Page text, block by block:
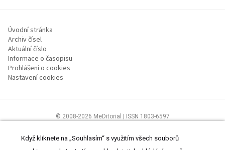
Úvodní stránka
Archiv čísel
Aktuální číslo
Informace o časopisu
Prohlášení o cookies
Nastavení cookies
© 2008-2026 MeDitorial | ISSN 1803-6597
zdravotnictví.Čtěte prohlášeníaZásady zpracování osobních údajů
Když kliknete na „Souhlasím“ s využitím všech souborů